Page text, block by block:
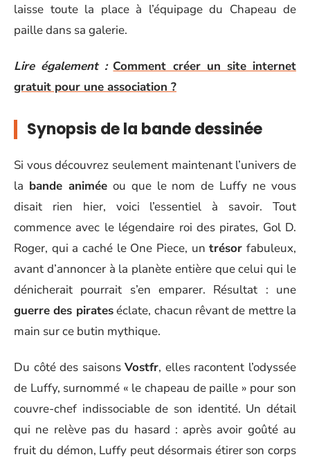
laisse toute la place à l’équipage du Chapeau de
paille dans sa galerie.
Lire également : Comment créer un site internet
gratuit pour une association ?
Synopsis de la bande dessinée
Si vous découvrez seulement maintenant l’univers de
la bande animéeou que le nom de Luffy ne vous
disait rien hier, voici l’essentiel à savoir. Tout
commence avec le légendaire roi des pirates, Gol D.
Roger, qui a caché le One Piece, untrésor fabuleux,
avant d’annoncer à la planète entière que celui qui le
dénicherait pourrait s’en emparer. Résultat : une
guerre des pirateséclate, chacun rêvant de mettre la
main sur ce butin mythique.
Du côté des saisonsVostfr, elles racontent l’odyssée
de Luffy, surnommé « le chapeau de paille » pour son
couvre-chef indissociable de son identité. Un détail
qui ne relève pas du hasard : après avoir goûté au
fruit du démon, Luffy peut désormais étirer son corps